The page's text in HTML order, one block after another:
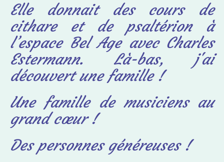
Elle donnait des cours de
cithare et de psaltérion à
l’espace Bel Age avec Charles
Estermann. Là-bas, j'ai
découvert une famille !
Une famille de musiciens au
grand cœur !
Des personnes généreuses !